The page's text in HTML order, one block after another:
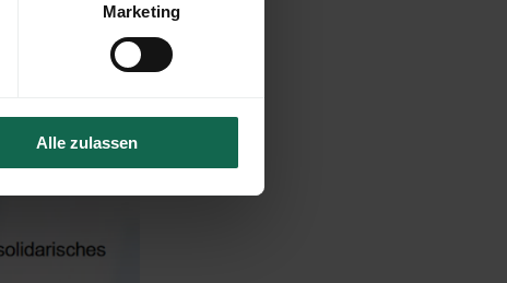
Marketing
Alle zulassen